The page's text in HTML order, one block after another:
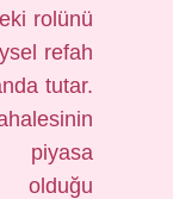
rolünü
refah
tutar.
piyasa
olduğu